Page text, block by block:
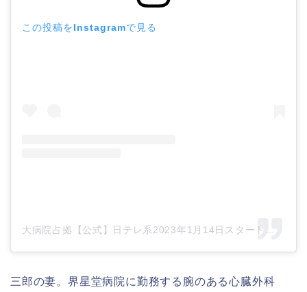
この投稿をInstagramで見る
三郎の妻。 界星堂病院に勤務する腕のある心臓外科